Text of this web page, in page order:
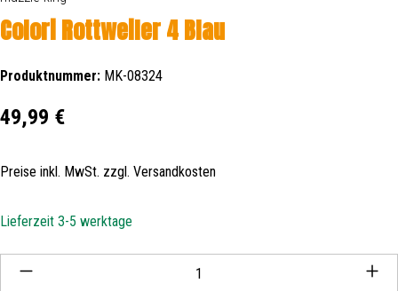
Colori Rottweiler 4 Blau
Produktnummer: MK-08324
Regulärer Preis:
49,99 €
Preise inkl. MwSt. zzgl. Versandkosten
Lieferzeit 3-5 werktage
Produkt Anzahl: Gib den gewünschten Wert ein oder